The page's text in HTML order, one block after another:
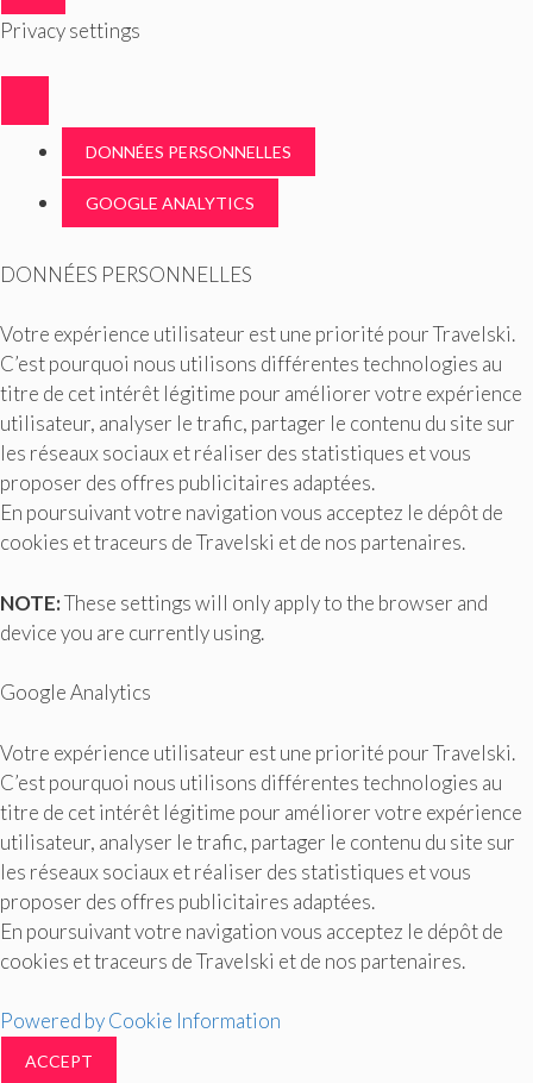
FERMER
Privacy settings
DONNÉES PERSONNELLES
GOOGLE ANALYTICS
DONNÉES PERSONNELLES
Votre expérience utilisateur est une priorité pour Travelski.
C’est pourquoi nous utilisons différentes technologies au
titre de cet intérêt légitime pour améliorer votre expérience
utilisateur, analyser le trafic, partager le contenu du site sur
les réseaux sociaux et réaliser des statistiques et vous
proposer des offres publicitaires adaptées.
En poursuivant votre navigation vous acceptez le dépôt de
cookies et traceurs de Travelski et de nos partenaires.
NOTE:These settings will only apply to the browser and
device you are currently using.
Google Analytics
Votre expérience utilisateur est une priorité pour Travelski.
C’est pourquoi nous utilisons différentes technologies au
titre de cet intérêt légitime pour améliorer votre expérience
utilisateur, analyser le trafic, partager le contenu du site sur
les réseaux sociaux et réaliser des statistiques et vous
proposer des offres publicitaires adaptées.
En poursuivant votre navigation vous acceptez le dépôt de
cookies et traceurs de Travelski et de nos partenaires.
Powered by Cookie Information
ACCEPT